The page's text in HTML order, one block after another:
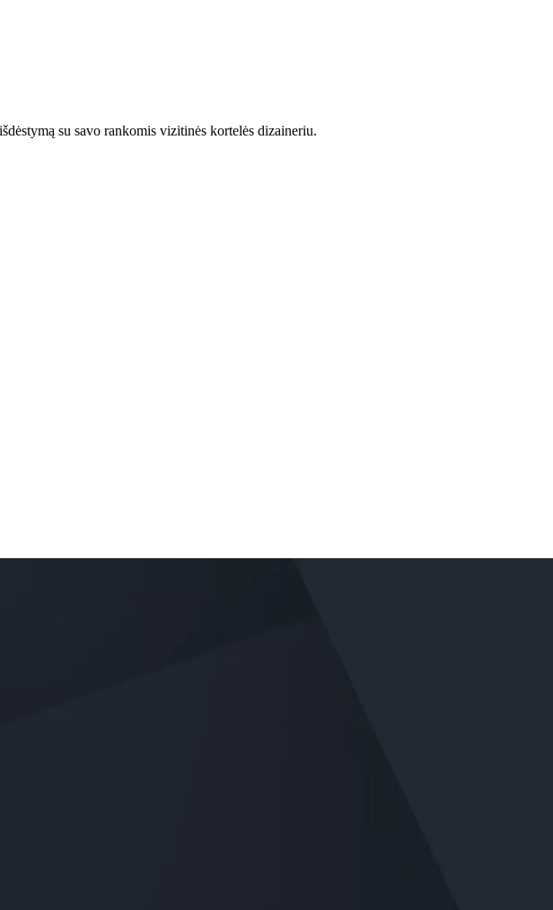
su savo rankomis vizitinės kortelės dizaineriu.